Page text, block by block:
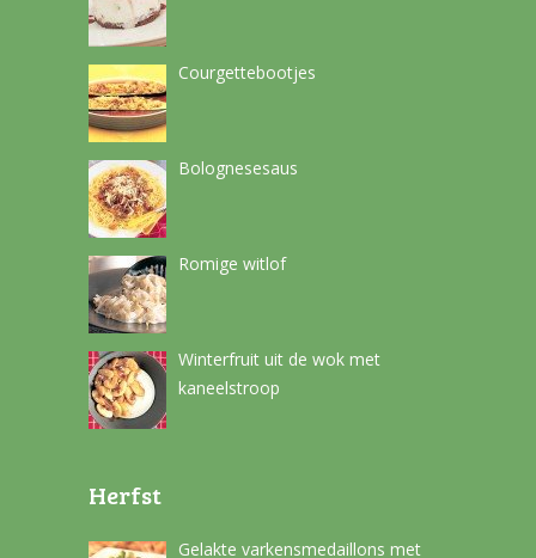
Courgettebootjes
Bolognesesaus
Romige witlof
Winterfruit uit de wok met
kaneelstroop
Herfst
Gelakte varkensmedaillons met